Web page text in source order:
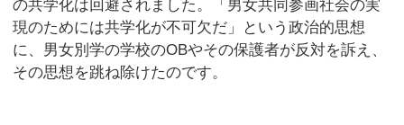
の共学化は回避されました。「男女共同参画社会の実
現のためには共学化が不可欠だ」という政治的思想
に、男女別学の学校のOBやその保護者が反対を訴え、
その思想を跳ね除けたのです。